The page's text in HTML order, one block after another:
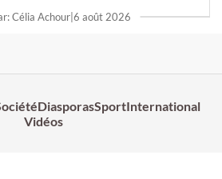
Célia Achour| 6 août 2026
DiasporasSportInternational
Vidéos